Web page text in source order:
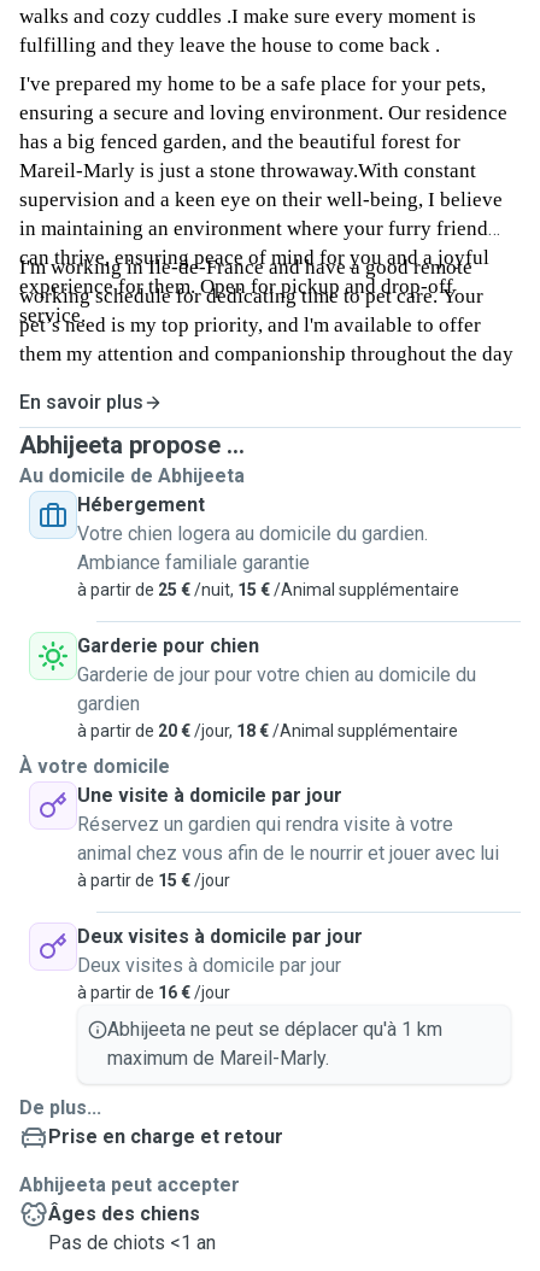
walks and cozy cuddles .I make sure every moment is
fulfilling and they leave the house to come back .
I've prepared my home to be a safe place for your pets,
ensuring a secure and loving environment. Our residence
has a big fenced garden, and the beautiful forest for
Mareil-Marly is just a stone throwaway.With constant
supervision and a keen eye on their well-being, I believe
in maintaining an environment where your furry friend
can thrive, ensuring peace of mind for you and a joyful
experience for them. Open for pickup and drop-off
service.
I'm working in Ile-de-France and have a good remote
working schedule for dedicating time to pet care. Your
pet’s need is my top priority, and l'm available to offer
them my attention and companionship throughout the day
En savoir plus
Abhijeeta propose ...
Au domicile de Abhijeeta
Hébergement
Votre chien logera au domicile du gardien.
Ambiance familiale garantie
à partir de 25 €/nuit, 15 €/Animal supplémentaire
Garderie pour chien
Garderie de jour pour votre chien au domicile du
gardien
à partir de 20 €/jour, 18 €/Animal supplémentaire
À votre domicile
Une visite à domicile par jour
Réservez un gardien qui rendra visite à votre
animal chez vous afin de le nourrir et jouer avec lui
à partir de 15 €/jour
Deux visites à domicile par jour
Deux visites à domicile par jour
à partir de 16 €/jour
Abhijeeta ne peut se déplacer qu'à 1 km
maximum de Mareil-Marly.
De plus...
Prise en charge et retour
Abhijeeta peut accepter
Âges des chiens
Pas de chiots <1 an